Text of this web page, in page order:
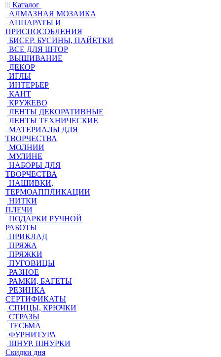
Каталог
АЛМАЗНАЯ МОЗАИКА
АППАРАТЫ И
ПРИСПОСОБЛЕНИЯ
БИСЕР, БУСИНЫ, ПАЙЕТКИ
ВСЕ ДЛЯ ШТОР
ВЫШИВАНИЕ
ДЕКОР
ИГЛЫ
ИНТЕРЬЕР
КАНТ
КРУЖЕВО
ЛЕНТЫ ДЕКОРАТИВНЫЕ
ЛЕНТЫ ТЕХНИЧЕСКИЕ
МАТЕРИАЛЫ ДЛЯ
ТВОРЧЕСТВА
МОЛНИИ
МУЛИНЕ
НАБОРЫ ДЛЯ
ТВОРЧЕСТВА
НАШИВКИ,
ТЕРМОАППЛИКАЦИИ
НИТКИ
ПЛЕЧИ
ПОДАРКИ РУЧНОЙ
РАБОТЫ
ПРИКЛАД
ПРЯЖА
ПРЯЖКИ
ПУГОВИЦЫ
РАЗНОЕ
РАМКИ, БАГЕТЫ
РЕЗИНКА
СЕРТИФИКАТЫ
СПИЦЫ, КРЮЧКИ
СТРАЗЫ
ТЕСЬМА
ФУРНИТУРА
ШНУР, ШНУРКИ
Скидки дня